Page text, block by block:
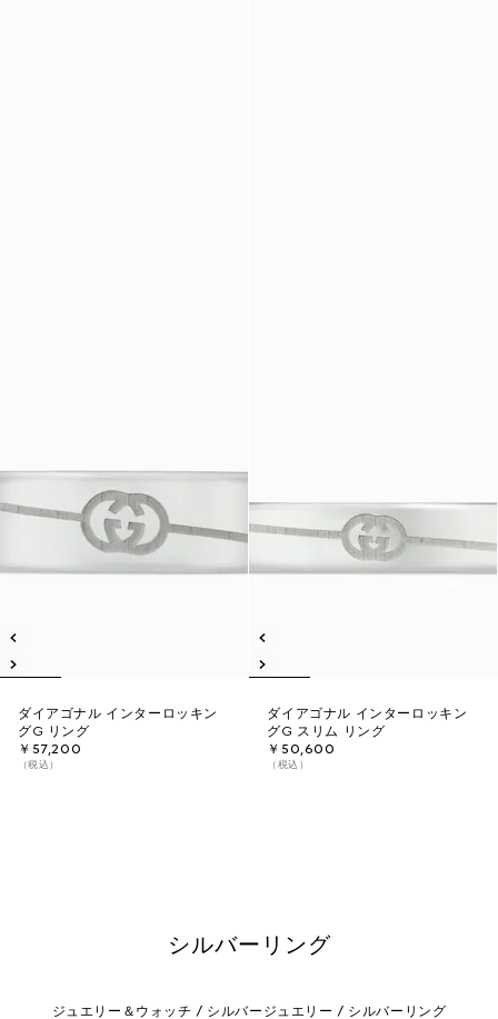
ダイアゴナル インターロッキン
グG リング
￥57,200
（税込）
ダイアゴナル インターロッキン
グG スリム リング
￥50,600
（税込）
シルバーリング
ジュエリー＆ウォッチ シルバージュエリー シルバーリング